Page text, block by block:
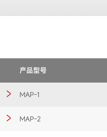
产品型号
MAP-1
MAP-2